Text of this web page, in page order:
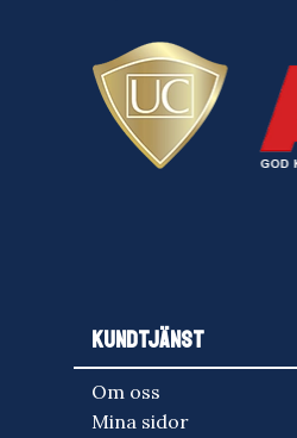
KUNDTJÄNST
Om oss
Mina sidor